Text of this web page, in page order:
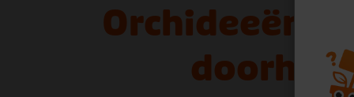
Orchideeën